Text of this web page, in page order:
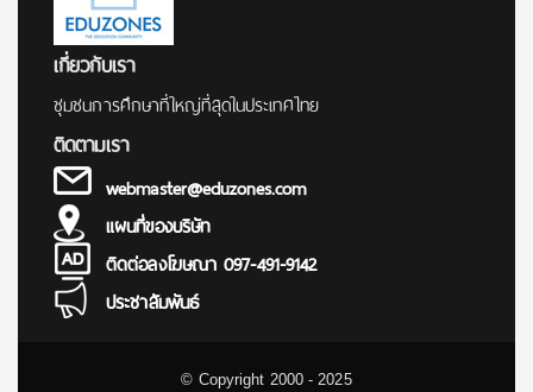
เกี่ยวกับเรา
ชุมชนการศึกษาที่ใหญ่ที่สุดในประเทศไทย
ติดตามเรา
webmaster@eduzones.com
แผนที่ของบริษัท
ติดต่อลงโฆษณา 097-491-9142
ประชาสัมพันธ์
© Copyright 2000 - 2025